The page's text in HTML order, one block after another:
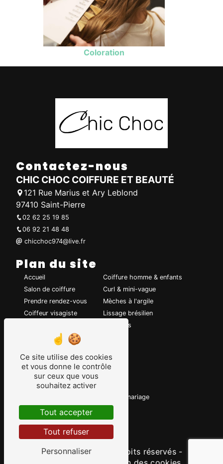
Coloration
Contactez-nous
CHIC CHOC COIFFURE ET BEAUTÉ
121 Rue Marius et Ary Leblond
97410 Saint-Pierre
02 62 25 19 85
06 92 21 48 48
chicchoc974@live.fr
Plan du site
Accueil
Salon de coiffure
Prendre rendez-vous
Coiffeur visagiste
Coupe de cheveux
Coiffure homme & enfants
Curl & mini-vague
Mèches à l'argile
Lissage brésilien
Chignons
Nos prestations
Coiffeur
Mèche à l'argile
Lissage brésilien
Chignons
Coiffure
Coiffure de mariage
Coloration
Vistalid- 2026 - Tous droits réservés -
Ce site utilise des cookies
et vous donne le contrôle
sur ceux que vous
souhaitez activer
Tout accepter
Tout refuser
Personnaliser